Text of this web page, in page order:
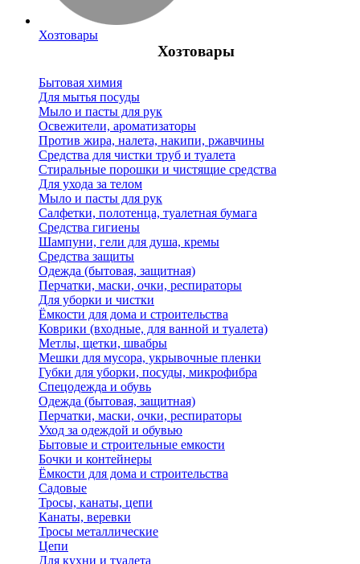
Хозтовары
Хозтовары
Бытовая химия
Для мытья посуды
Мыло и пасты для рук
Освежители, ароматизаторы
Против жира, налета, накипи, ржавчины
Средства для чистки труб и туалета
Стиральные порошки и чистящие средства
Для ухода за телом
Мыло и пасты для рук
Салфетки, полотенца, туалетная бумага
Средства гигиены
Шампуни, гели для душа, кремы
Средства защиты
Одежда (бытовая, защитная)
Перчатки, маски, очки, респираторы
Для уборки и чистки
Ёмкости для дома и строительства
Коврики (входные, для ванной и туалета)
Метлы, щетки, швабры
Мешки для мусора, укрывочные пленки
Губки для уборки, посуды, микрофибра
Спецодежда и обувь
Одежда (бытовая, защитная)
Перчатки, маски, очки, респираторы
Уход за одеждой и обувью
Бытовые и строительные емкости
Бочки и контейнеры
Ёмкости для дома и строительства
Садовые
Тросы, канаты, цепи
Канаты, веревки
Тросы металлические
Цепи
Для кухни и туалета